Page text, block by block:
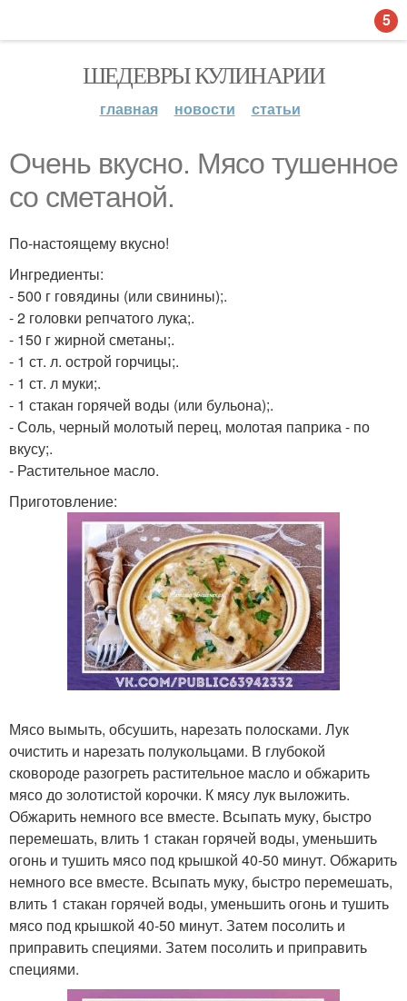
ШЕДЕВРЫ КУЛИНАРИИ
главная новости статьи
Очень вкусно. Мясо тушенное
со сметаной.
По-настоящему вкусно!
Ингредиенты:
- 500 г говядины (или свинины);.
- 2 головки репчатого лука;.
- 150 г жирной сметаны;.
- 1 ст. л. острой горчицы;.
- 1 ст. л муки;.
- 1 стакан горячей воды (или бульона);.
- Соль, черный молотый перец, молотая паприка - по
вкусу;.
- Растительное масло.
Приготовление:
Мясо вымыть, обсушить, нарезать полосками. Лук
очистить и нарезать полукольцами. В глубокой
сковороде разогреть растительное масло и обжарить
мясо до золотистой корочки. К мясу лук выложить.
Обжарить немного все вместе. Всыпать муку, быстро
перемешать, влить 1 стакан горячей воды, уменьшить
огонь и тушить мясо под крышкой 40-50 минут. Обжарить
немного все вместе. Всыпать муку, быстро перемешать,
влить 1 стакан горячей воды, уменьшить огонь и тушить
мясо под крышкой 40-50 минут. Затем посолить и
приправить специями. Затем посолить и приправить
специями.
5